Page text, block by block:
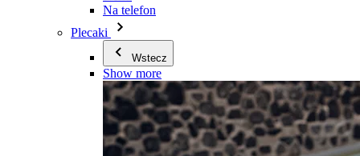
Na telefon
Plecaki
Wstecz
Show more